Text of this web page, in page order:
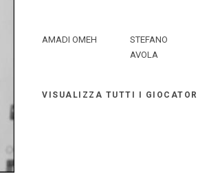
AMADI OMEH
STEFANO
AVOLA
VISUALIZZA TUTTI I GIOCATORI